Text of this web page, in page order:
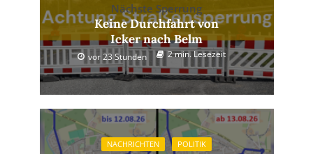
Nächste Sperrung
Keine Durchfahrt von
Icker nach Belm
vor 23 Stunden 2 min. Lesezeit
NACHRICHTEN POLITIK